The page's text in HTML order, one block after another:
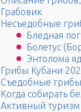
Грабовик
Несъедобные
Бледная
Болетус
Энтолома
Грибы Кубани
Съедобные грибы
Когда собирать
Активный